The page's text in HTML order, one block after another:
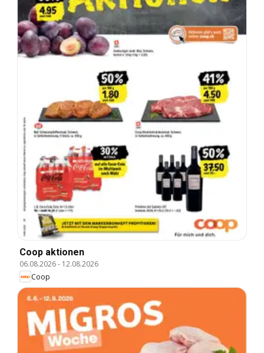
Coop aktionen
06.08.2026- 12.08.2026
Coop